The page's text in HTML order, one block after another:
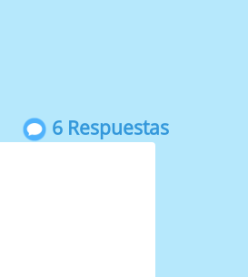
6 Respuestas